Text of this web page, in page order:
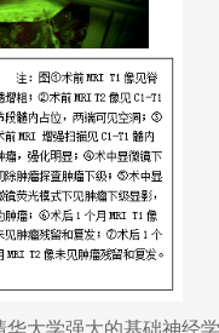
学强大的基础神经